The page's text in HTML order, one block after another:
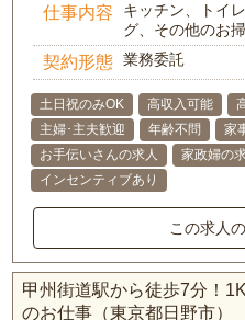
仕事内容
キッチン、トイ
グ、その他のお
契約形態 業務委託
土日祝のみOK 高収入可能
主婦･主夫歓迎
年齢不問
家
お手伝いさんの求人
家政婦の
インセンティブあり
この求人
甲州街道駅から徒歩7分！
のお仕事（東京都日野市）